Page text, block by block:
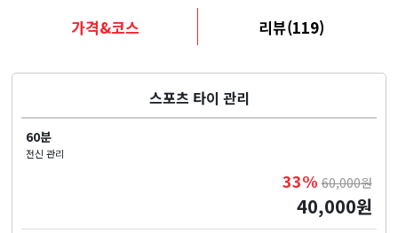
가격&코스 리뷰(119)
스포츠 타이 관리
60분
전신 관리
33% 60,000원
40,000원